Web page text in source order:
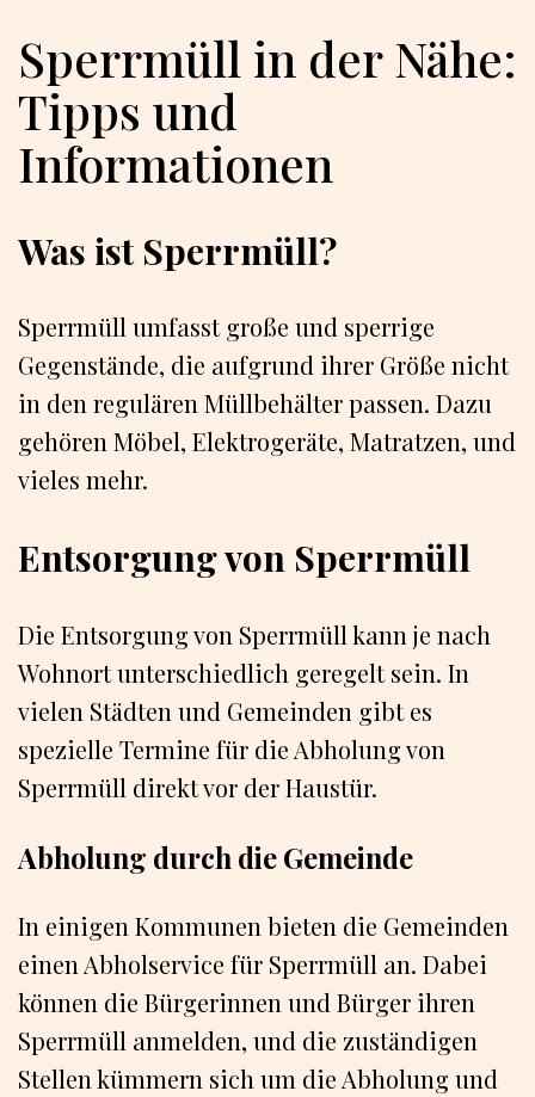
Sperrmüll in der Nähe:
Tipps und
Informationen
Was ist Sperrmüll?
Sperrmüll umfasst große und sperrige
Gegenstände, die aufgrund ihrer Größe nicht
in den regulären Müllbehälter passen. Dazu
gehören Möbel, Elektrogeräte, Matratzen, und
vieles mehr.
Entsorgung von Sperrmüll
Die Entsorgung von Sperrmüll kann je nach
Wohnort unterschiedlich geregelt sein. In
vielen Städten und Gemeinden gibt es
spezielle Termine für die Abholung von
Sperrmüll direkt vor der Haustür.
Abholung durch die Gemeinde
In einigen Kommunen bieten die Gemeinden
einen Abholservice für Sperrmüll an. Dabei
können die Bürgerinnen und Bürger ihren
Sperrmüll anmelden, und die zuständigen
Stellen kümmern sich um die Abholung und